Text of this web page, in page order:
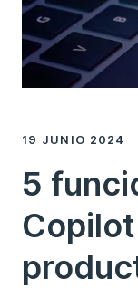
19 JUNIO 2024
5